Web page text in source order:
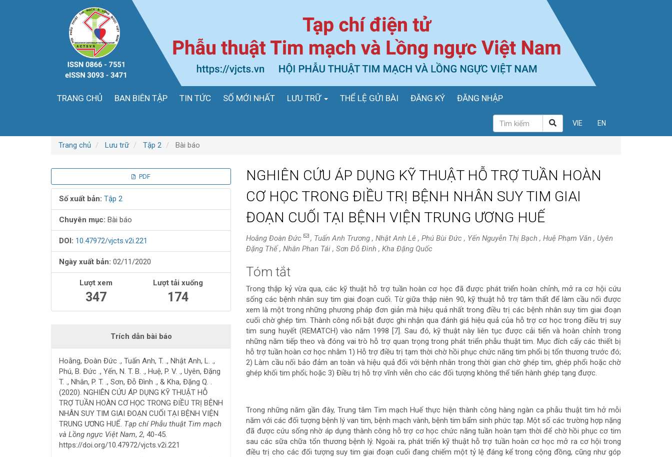
TRANG CHỦ BAN BIÊN TẬP TIN TỨC SỐ MỚI NHẤT LƯU TRỮ THỂ LỆ GỬI BÀI ĐĂNG KÝ ĐĂNG NHẬP
VIE EN
Trang chủ Lưu trữ Tập 2 Bài báo
Thanh
bên
bài
viết
PDF
Số xuất bản: Tập 2
Chuyên mục: Bài báo
DOI: 10.47972/vjcts.v2i.221
Ngày xuất bản: 02/11/2020
Lượt xem
347
Lượt tải xuống
174
Trích dẫn bài báo
Hoằng, Đoàn Đức ., Tuấn Anh, T. ., Nhật Anh, L. .,
Phú, B. Đức ., Yến, N. T. B. ., Huệ, P. V. ., Uyên, Đặng
T. ., Nhân, P. T. ., Sơn, Đỗ Đình ., & Kha, Đặng Q. .
(2020). NGHIÊN CỨU ÁP DỤNG KỸ THUẬT HỖ
TRỢ TUẦN HOÀN CƠ HỌC TRONG ĐIỀU TRỊ BỆNH
NHÂN SUY TIM GIAI ĐOẠN CUỐI TẠI BỆNH VIỆN
TRUNG ƯƠNG HUẾ. Tạp chí Phẫu thuật Tim mạch
và Lồng ngực Việt Nam, 2, 40-45.
https://doi.org/10.47972/vjcts.v2i.221
NGHIÊN CỨU ÁP DỤNG KỸ THUẬT HỖ TRỢ TUẦN HOÀN
CƠ HỌC TRONG ĐIỀU TRỊ BỆNH NHÂN SUY TIM GIAI
ĐOẠN CUỐI TẠI BỆNH VIỆN TRUNG ƯƠNG HUẾ
Hoằng Đoàn Đức
, Tuấn Anh Trương , Nhật Anh Lê , Phú Bùi Đức , Yến Nguyễn Thị Bạch , Huệ Phạm Văn , Uyên
Đặng Thế , Nhân Phan Tái , Sơn Đỗ Đình , Kha Đặng Quốc
Nội
dung
chính
của
bài
viết
Tóm tắt
Trong thập kỷ vừa qua, các kỹ thuật hỗ trợ tuần hoàn cơ học đã được phát triển hoàn chỉnh, mở ra cơ hội cứu
sống các bệnh nhân suy tim giai đoạn cuối. Từ giữa thập niên 90, kỹ thuật hỗ trợ tâm thất để làm cầu nối được
xem là một trong những phương pháp đơn giản mà hiệu quả nhất trong điều trị các bệnh nhân suy tim giai đoạn
cuối chờ ghép tim. Thành công nổi bật được ghi nhận qua đánh giá hiệu quả của hỗ trợ cơ học trong điều trị suy
tim sung huyết (REMATCH) vào năm 1998 [7]. Sau đó, kỹ thuật này liên tục được cải tiến và hoàn chỉnh trong
những năm tiếp theo và đóng vai trò hỗ trợ quan trọng trong phát triển phẫu thuật tim. Mục đích cấy các thiết bị
hỗ trợ tuần hoàn cơ học nhằm 1) Hỗ trợ điều trị tạm thời chờ hồi phục chức năng tim phổi bị tổn thương trước đó;
2) Làm cầu nối bảo đảm an toàn và hiệu quả đối với bệnh nhân trong thời gian chờ ghép tim, ghép phổi hoặc chờ
ghép khối tim phổi; hoặc 3) Điều trị hỗ trợ vĩnh viễn cho các đối tượng không thể tiến hành ghép tạng được.
Trong những năm gần đây, Trung tâm Tim mạch Huế thực hiện thành công hàng ngàn ca phẫu thuật tim hở mỗi
năm với các đối tượng bệnh lý van tim, bệnh mạch vành, bệnh tim bẩm sinh phức tạp. Một số các trường hợp nặng
đã được cứu sống nhờ áp dụng thành công hỗ trợ cơ học chức năng tuần hoàn tạm thời để chờ hồi phục cơ tim
sau các sữa chữa tổn thương bệnh lý. Ngoài ra, phát triển kỹ thuật hỗ trợ tuần hoàn cơ học mở ra cơ hội trong
điều trị cho các đối tượng suy tim giai đoạn cuối đang chiếm một tỷ lệ đáng kể trong cộng đồng, cũng như góp